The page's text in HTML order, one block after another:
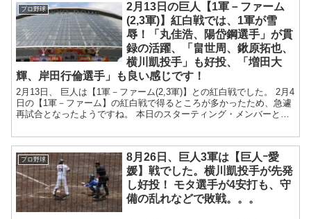
プロ野球
2月13日の巨人【1軍－ファーム
(2,3軍)】紅白戦では、1軍が雪
辱！「丸佳浩、陽岱鋼選手」が貫
録の活躍、「畠世周、鍬原拓也、
横川凱投手」も好投、「増田大
輝、岸田行倫選手」も良い感じです！
2月13日、 巨人は【1軍－ファーム(2,3軍)】との紅白戦でした。 2月4
日の【1軍－ファーム】の紅白戦で得るところが多かったため、急遽
再試合となったようですね。 本日のスターティング・メンバーとリ
プロ野球
8月26日、巨人3軍は【巨人ｰ愛
媛】戦でした。横川凱投手が先発
し好投！ モタ選手が4安打も、守
備の乱れなどで敗戦。。。